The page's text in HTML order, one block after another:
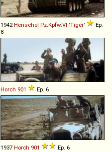
1942 Henschel Pz Kpfw.VI 'Tiger'
Ep.
8
Horch 901 Ep. 6
1937 Horch 901 Ep. 6